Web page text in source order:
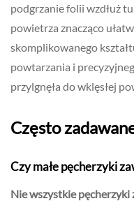
podgrzanie folii wzdłuż
powietrza znacząco
skomplikowanego
powtarzania i
przylgnęła do wklęsłej
Często
Czy małe pęcherzyki
Nie wszystkie pęcherzyki